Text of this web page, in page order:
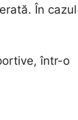
În cazul
într-o